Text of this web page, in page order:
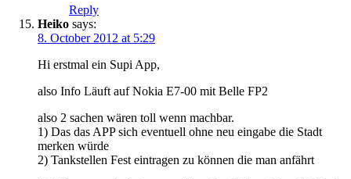
Reply
Heiko says:
8. October 2012 at 5:29
Hi erstmal ein Supi App,
also Info Läuft auf Nokia E7-00 mit Belle FP2
also 2 sachen wären toll wenn machbar.
1) Das das APP sich eventuell ohne neu eingabe die Stadt
merken würde
2) Tankstellen Fest eintragen zu können die man anfährt